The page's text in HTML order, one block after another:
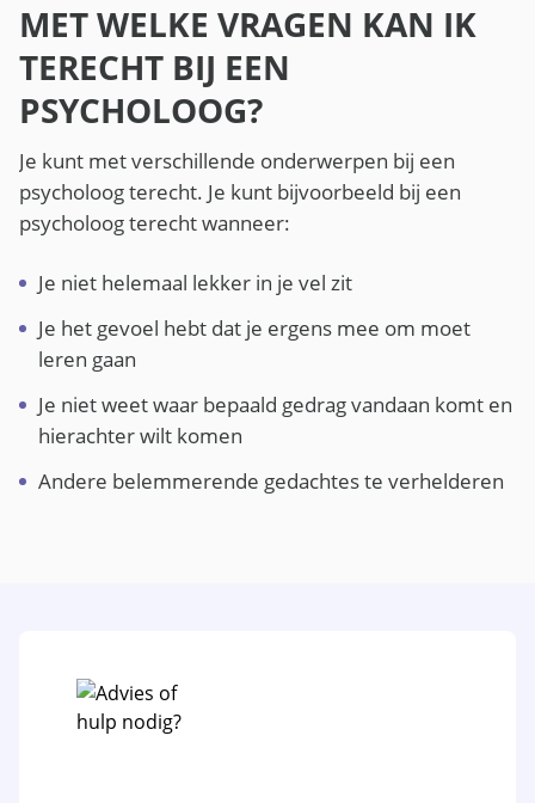
MET WELKE VRAGEN KAN IK
TERECHT BIJ EEN
PSYCHOLOOG?
Je kunt met verschillende onderwerpen bij een
psycholoog terecht. Je kunt bijvoorbeeld bij een
psycholoog terecht wanneer:
Je niet helemaal lekker in je vel zit
Je het gevoel hebt dat je ergens mee om moet
leren gaan
Je niet weet waar bepaald gedrag vandaan komt en
hierachter wilt komen
Andere belemmerende gedachtes te verhelderen